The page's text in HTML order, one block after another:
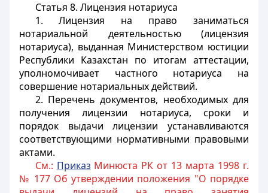
Статья 8. Лицензия нотариуса
1. Лицензия на право заниматься
нотариальной деятельностью (лицензия
нотариуса), выданная Министерством юстиции
Республики Казахстан по итогам аттестации,
уполномочивает частного нотариуса на
совершение нотариальных действий.
2. Перечень документов, необходимых для
получения лицензии нотариуса, сроки и
порядок выдачи лицензии устанавливаются
соответствующими нормативными правовыми
актами.
См.: Приказ Минюста РК от 13 марта 1998 г.
№ 177 Об утверждении положения "О порядке